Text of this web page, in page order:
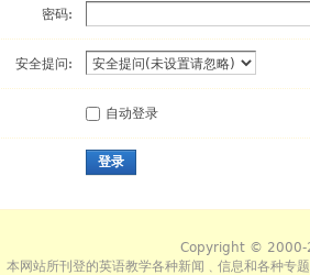
密码:
安全提问:
自动登录
登录
Copyright © 2000-
本网站所刊登的英语教学各种新闻﹑信息和各种专